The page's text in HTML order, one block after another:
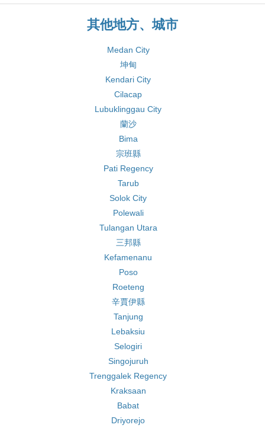
其他地方、城市
Medan City
坤甸
Kendari City
Cilacap
Lubuklinggau City
蘭沙
Bima
宗班縣
Pati Regency
Tarub
Solok City
Polewali
Tulangan Utara
三邦縣
Kefamenanu
Poso
Roeteng
辛賈伊縣
Tanjung
Lebaksiu
Selogiri
Singojuruh
Trenggalek Regency
Kraksaan
Babat
Driyorejo